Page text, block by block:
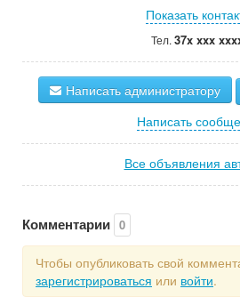
Показать
Тел. 37x xxx
Написать администратору
Написать
Все объявления
Комментарии 0
Чтобы опубликовать свой
зарегистрироваться или войти.